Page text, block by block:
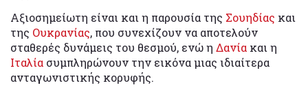
Αξιοσημείωτη είναι και η παρουσία της Σουηδίας και
της Ουκρανίας, που συνεχίζουν να αποτελούν
σταθερές δυνάμεις του θεσμού, ενώ η Δανία και η
Ιταλία συμπληρώνουν την εικόνα μιας ιδιαίτερα
ανταγωνιστικής κορυφής.